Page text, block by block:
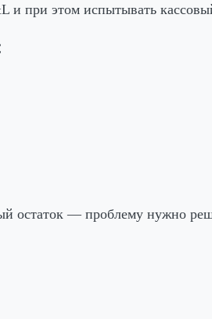
и при этом испытывать
остаток — проблему нужно